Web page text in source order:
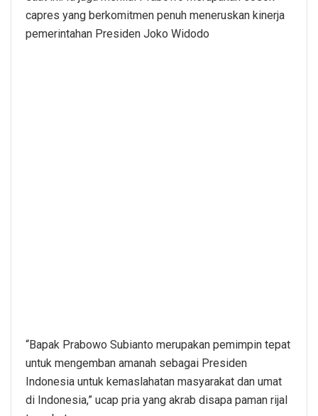
capres yang berkomitmen penuh meneruskan kinerja
pemerintahan Presiden Joko Widodo
“Bapak Prabowo Subianto merupakan pemimpin tepat
untuk mengemban amanah sebagai Presiden
Indonesia untuk kemaslahatan masyarakat dan umat
di Indonesia,” ucap pria yang akrab disapa paman rijal